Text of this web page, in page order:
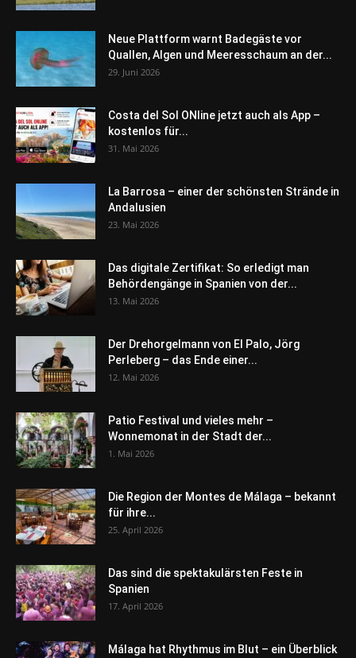
Neue Plattform warnt Badegäste vor
Quallen, Algen und Meeresschaum an der...
29. Juni 2026
Costa del Sol ONline jetzt auch als App –
kostenlos für...
31. Mai 2026
La Barrosa – einer der schönsten Strände in
Andalusien
23. Mai 2026
Das digitale Zertifikat: So erledigt man
Behördengänge in Spanien von der...
13. Mai 2026
Der Drehorgelmann von El Palo, Jörg
Perleberg – das Ende einer...
12. Mai 2026
Patio Festival und vieles mehr –
Wonnemonat in der Stadt der...
1. Mai 2026
Die Region der Montes de Málaga – bekannt
für ihre...
25. April 2026
Das sind die spektakulärsten Feste in
Spanien
17. April 2026
Málaga hat Rhythmus im Blut – ein Überblick